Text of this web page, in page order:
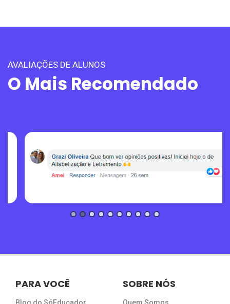
AVALIAÇÕES DE ALUNOS
O Mais Recomendado
PARA VOCÊ SOBRE NÓS